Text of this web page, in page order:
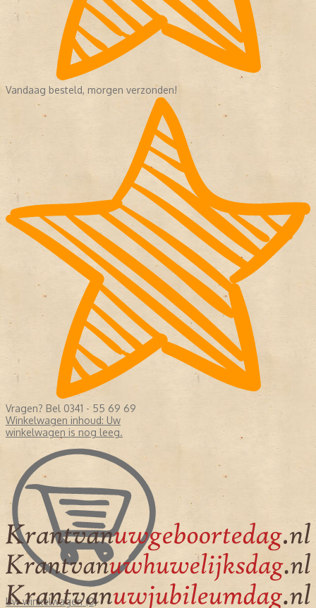
Vandaag besteld, morgen verzonden!
Vragen? Bel 0341 - 55 69 69
Winkelwagen inhoud: Uw
winkelwagen is nog leeg.
Uw winkelwagen (0)